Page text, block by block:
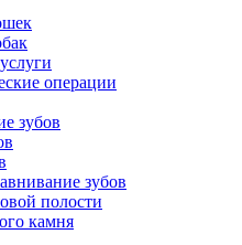
операции
зубов
зубов
полости
камня